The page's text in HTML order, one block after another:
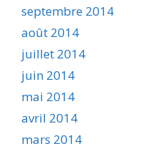
septembre 2014
août 2014
juillet 2014
juin 2014
mai 2014
avril 2014
mars 2014